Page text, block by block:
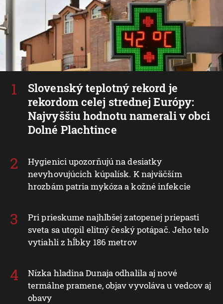
Slovenský teplotný rekord je
rekordom celej strednej Európy:
Najvyššiu hodnotu namerali v obci
Dolné Plachtince
Hygienici upozorňujú na desiatky
nevyhovujúcich kúpalísk. K najväčším
hrozbám patria mykóza a kožné infekcie
Pri prieskume najhlbšej zatopenej priepasti
sveta sa utopil elitný český potápač. Jeho telo
vytiahli z hĺbky 186 metrov
Nízka hladina Dunaja odhalila aj nové
termálne pramene, objav vyvoláva u vedcov aj
obavy